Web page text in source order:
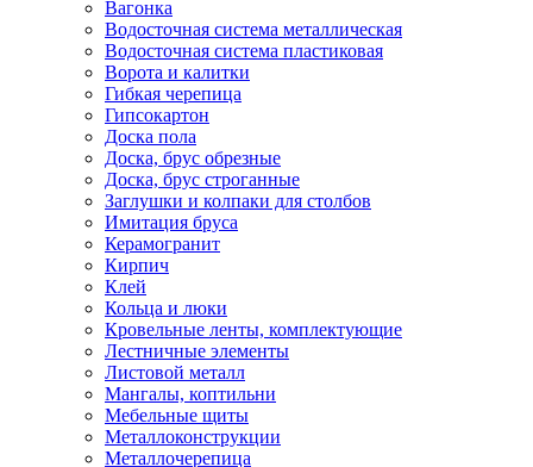
Вагонка
Водосточная система металлическая
Водосточная система пластиковая
Ворота и калитки
Гибкая черепица
Гипсокартон
Доска пола
Доска, брус обрезные
Доска, брус строганные
Заглушки и колпаки для столбов
Имитация бруса
Керамогранит
Кирпич
Клей
Кольца и люки
Кровельные ленты, комплектующие
Лестничные элементы
Листовой металл
Мангалы, коптильни
Мебельные щиты
Металлоконструкции
Металлочерепица